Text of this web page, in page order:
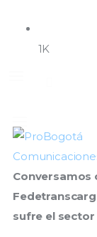
1K
Conversamos
sufre el sector